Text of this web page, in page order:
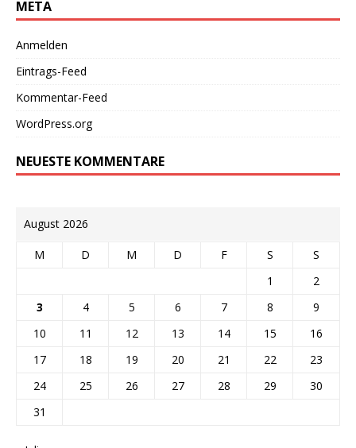
META
Anmelden
Eintrags-Feed
Kommentar-Feed
WordPress.org
NEUESTE KOMMENTARE
August 2026
M D M D F S
S
1
2
3
4 5 6 7 8
9
10
11 12 13 14 15
16
17
18 19 20 21 22
23
24
25 26 27 28 29
30
31